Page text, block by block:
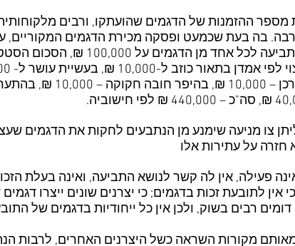
ההזמנות של הדגמים שהועתקו, ורבים
בה בעת שכמעט ופסקה מכירת הדגמים המקוריים,
צו מניעה שימנע מן הנתבעים לחקות את הדגמים
חזרה על עתירות אלו
הנתבעים טענו כי הנתבעת 1 אינה פעילה, אין לה קשר לנושא התביעה,
הנתבעים 2-4 טוענים כי אין לתובעת זכות בדגמים; כי יצרנים
רבים בשוק, ולכן אין כל ייחודיות בדגמים של
מקורות השראה כשל היצרנים האחרים, לרבות